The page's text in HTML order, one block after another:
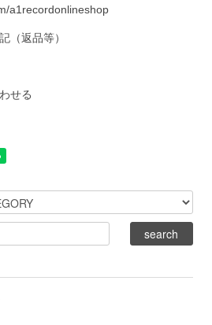
a1recordonlineshop
（返品等）
せる